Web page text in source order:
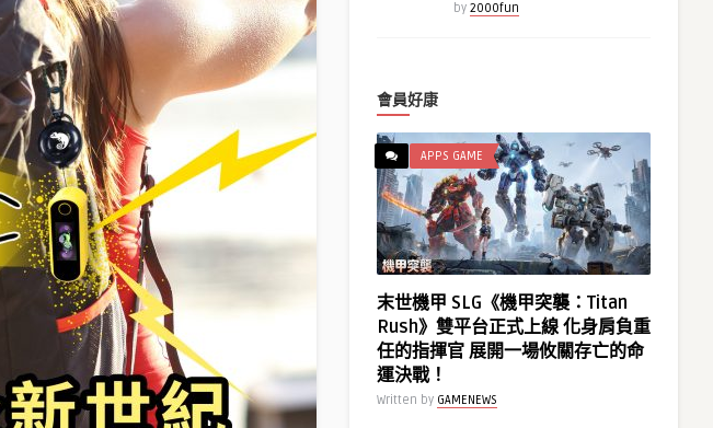
by 2000fun
會員好康
APPS GAME
末世機甲 SLG《機甲突襲：Titan
Rush》雙平台正式上線 化身肩負重
任的指揮官 展開一場攸關存亡的命
運決戰！
Written by GAMENEWS